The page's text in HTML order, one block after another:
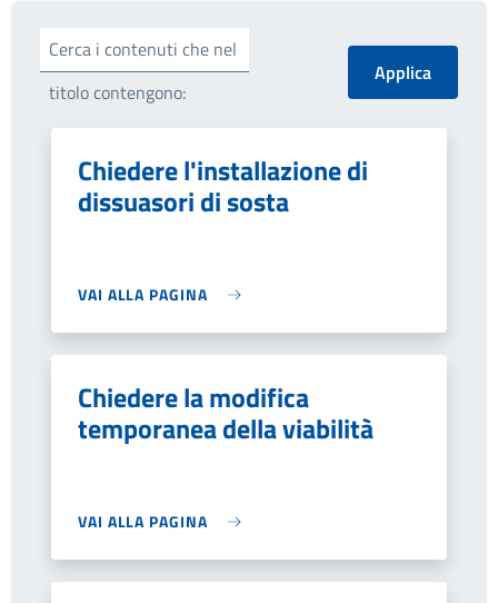
Cerca i contenuti che nel
titolo contengono:
Chiedere l'installazione di
dissuasori di sosta
VAI ALLA PAGINA
Chiedere la modifica
temporanea della viabilità
VAI ALLA PAGINA